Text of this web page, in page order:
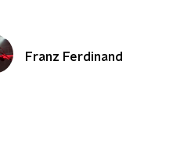
Franz Ferdinand